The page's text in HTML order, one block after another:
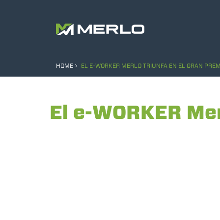
HOME EL E-WORKER MERLO TRIUNFA EN EL GRAN
El e-WORKER